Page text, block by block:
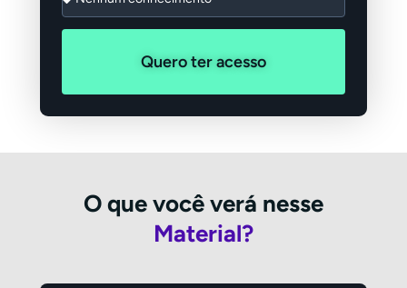
Quero ter acesso
O que você verá nesse
Material?